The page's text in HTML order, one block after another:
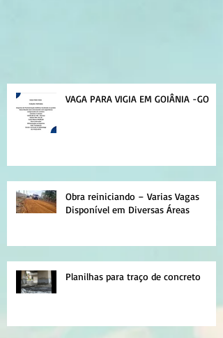
VAGA PARA VIGIA EM GOIÂNIA -GO
Obra reiniciando – Varias Vagas
Disponível em Diversas Áreas
Planilhas para traço de concreto